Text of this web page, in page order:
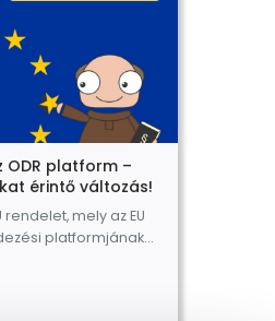
ODR platform –
érintő változás!
rendelet, mely az EU
platformjának
az ODR-